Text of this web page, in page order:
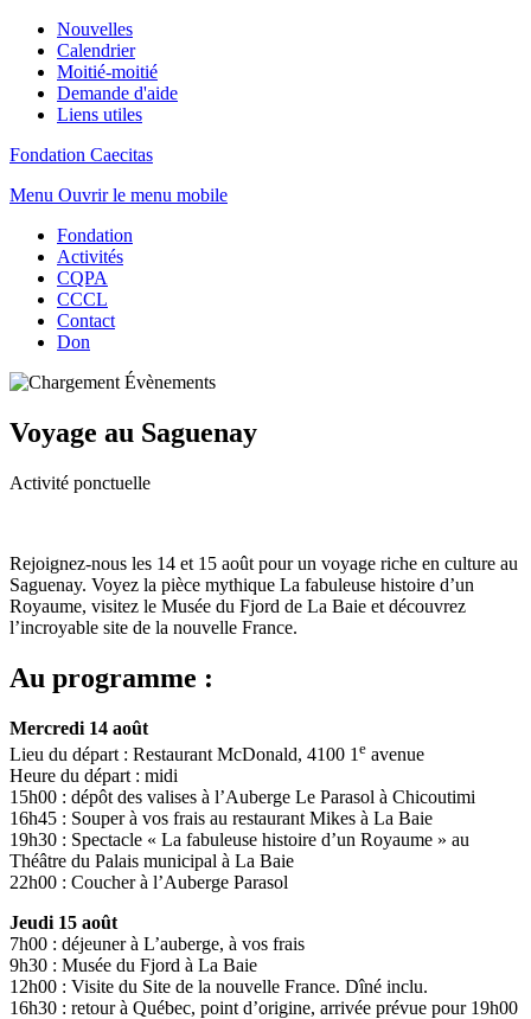
Nouvelles
Calendrier
Moitié-moitié
Demande d'aide
Liens utiles
Fondation Caecitas
Menu Ouvrir le menu mobile
Fondation
Activités
CQPA
CCCL
Contact
Don
Voyage au Saguenay
Activité ponctuelle
Rejoignez-nous les 14 et 15 août pour un voyage riche en culture au
Saguenay. Voyez la pièce mythique La fabuleuse histoire d’un
Royaume, visitez le Musée du Fjord de La Baie et découvrez
l’incroyable site de la nouvelle France.
Au programme :
Mercredi 14 août
Lieu du départ : Restaurant McDonald, 4100 1 e avenue
Heure du départ : midi
15h00 : dépôt des valises à l’Auberge Le Parasol à Chicoutimi
16h45 : Souper à vos frais au restaurant Mikes à La Baie
19h30 : Spectacle « La fabuleuse histoire d’un Royaume » au
Théâtre du Palais municipal à La Baie
22h00 : Coucher à l’Auberge Parasol
Jeudi 15 août
7h00 : déjeuner à L’auberge, à vos frais
9h30 : Musée du Fjord à La Baie
12h00 : Visite du Site de la nouvelle France. Dîné inclu.
16h30 : retour à Québec, point d’origine, arrivée prévue pour 19h00